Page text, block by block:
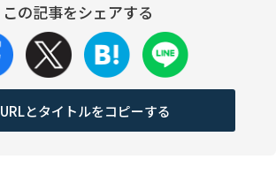
この記事をシェアする
URLとタイトルをコピーする